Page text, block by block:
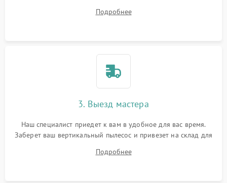
Подробнее
3. Выезд мастера
Наш специалист приедет к вам в удобное для вас время.
Заберет ваш вертикальный пылесос и привезет на склад для
Подробнее